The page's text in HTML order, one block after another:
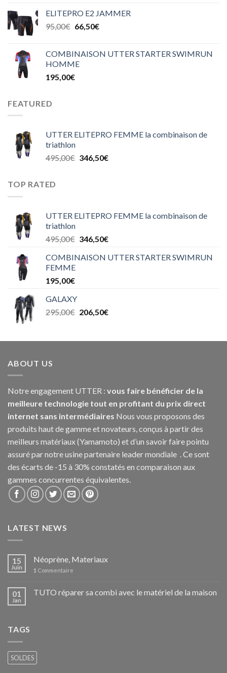
ELITEPRO E2 JAMMER
95,00€ 66,50€
COMBINAISON UTTER STARTER SWIMRUN
HOMME
195,00€
FEATURED
UTTER ELITEPRO FEMME la combinaison de
triathlon
495,00€ 346,50€
TOP RATED
UTTER ELITEPRO FEMME la combinaison de
triathlon
495,00€ 346,50€
COMBINAISON UTTER STARTER SWIMRUN
FEMME
195,00€
GALAXY
295,00€ 206,50€
ABOUT US
Notre engagement UTTER : vous faire bénéficier de la
meilleure technologie tout en profitant du prix direct
internet sans intermédiaires Nous vous proposons des
produits haut de gamme et novateurs, conçus à partir des
meilleurs matériaux (Yamamoto) et d’un savoir faire pointu
assuré par notre usine partenaire leader mondiale . Ce sont
des écarts de -15 à 30% constatés en comparaison aux
gammes concurrentes équivalentes.
LATEST NEWS
15
Juin
Néoprène, Materiaux
1 Commentaire
01
Jan
TUTO réparer sa combi avec le matériel de la maison
TAGS
SOLDES